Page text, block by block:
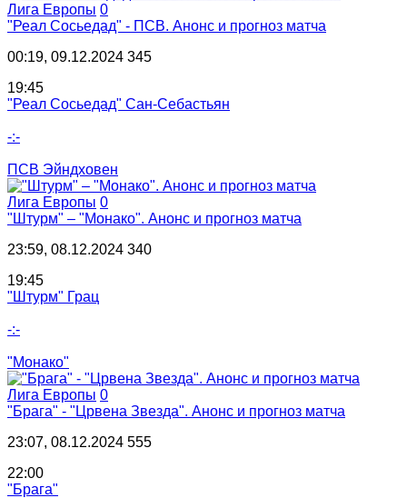
Лига Европы 0
"Реал Сосьедад" - ПСВ. Анонс и прогноз матча
00:19, 09.12.2024 345
19:45
"Реал Сосьедад" Сан-Себастьян
-:-
ПСВ Эйндховен
Лига Европы 0
"Штурм" – "Монако". Анонс и прогноз матча
23:59, 08.12.2024 340
19:45
"Штурм" Грац
-:-
"Монако"
Лига Европы 0
"Брага" - "Црвена Звезда". Анонс и прогноз матча
23:07, 08.12.2024 555
22:00
"Брага"